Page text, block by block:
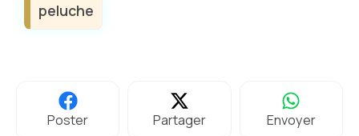
peluche
Poster Partager Envoyer